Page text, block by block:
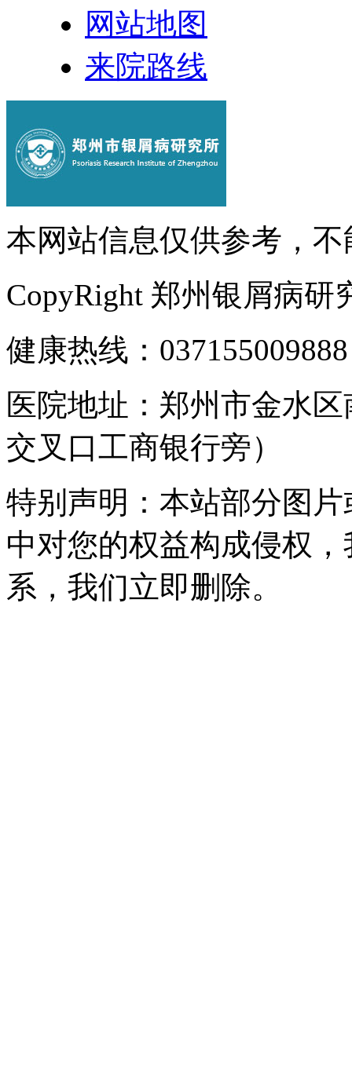
网站地图
来院路线
本网站信息仅供参考，
CopyRight 郑州银屑病研
健康热线：
医院地址：郑州市金水
交叉口工商银行旁）
特别声明：本站部分图
中对您的权益构成侵权
系，我们立即删除。